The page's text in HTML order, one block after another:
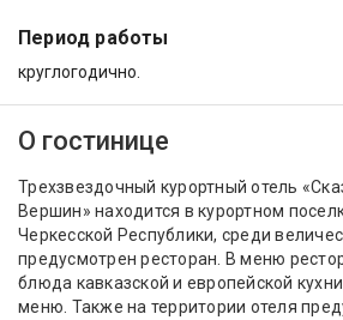
Период работы
круглогодично.
О гостинице
Трехзвездочный курортный отель
Вершин» находится в курортном
Черкесской Республики, среди
предусмотрен ресторан. В меню
блюда кавказской и европейской
меню. Также на территории отеля